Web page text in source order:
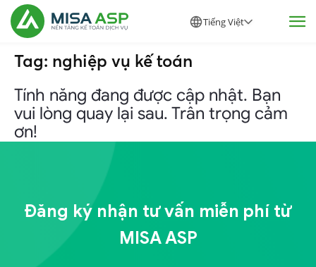
Tiếng Việt
Tag: nghiệp vụ kế toán
Tính năng đang được cập nhật. Bạn
vui lòng quay lại sau. Trân trọng cảm
ơn!
Đăng ký nhận tư vấn miễn phí từ
MISA ASP